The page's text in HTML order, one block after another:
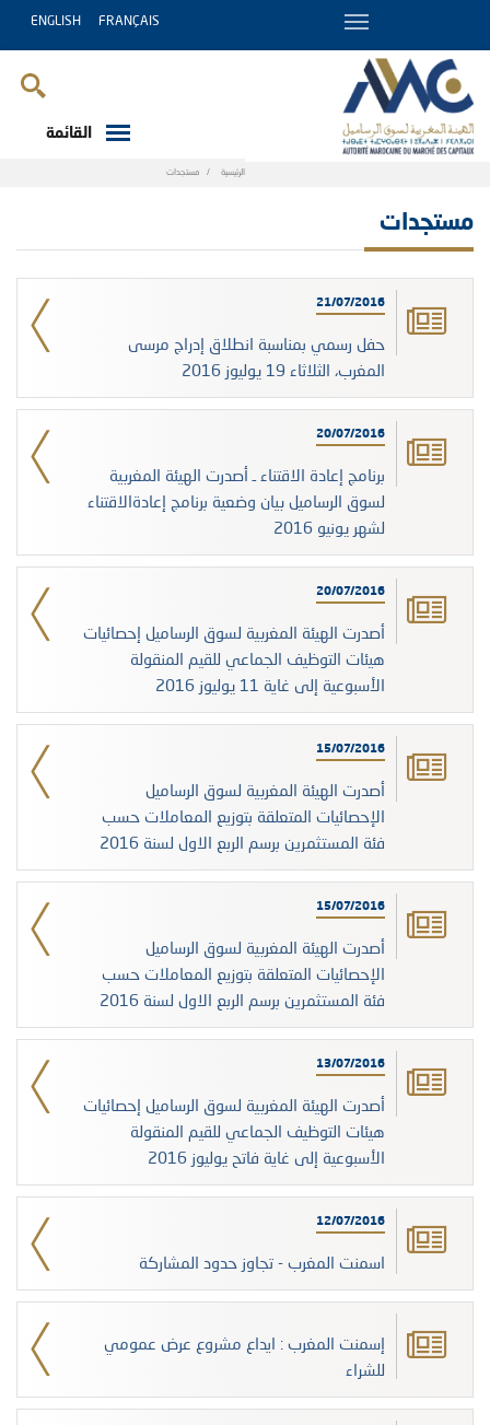
FRANÇAIS
ENGLISH
القائمة
الرئيسية مستجدات
مستجدات
21/07/2016
حفل رسمي بمناسبة انطلاق إدراج مرسى
المغرب، الثلاثاء 19 يوليوز 2016
20/07/2016
برنامج إعادة الاقتناء ـ أصدرت الهيئة المغربية
لسوق الرساميل بيان وضعية برنامج إعادةالاقتناء
لشهر يونيو 2016
20/07/2016
أصدرت الهيئة المغربية لسوق الرساميل إحصائيات
هيئات التوظيف الجماعي للقيم المنقولة
الأسبوعية إلى غاية 11 يوليوز 2016
15/07/2016
أصدرت الهيئة المغربية لسوق الرساميل
الإحصائيات المتعلقة بتوزيع المعاملات حسب
فئة المستثمرين برسم الربع الاول لسنة 2016
15/07/2016
أصدرت الهيئة المغربية لسوق الرساميل
الإحصائيات المتعلقة بتوزيع المعاملات حسب
فئة المستثمرين برسم الربع الاول لسنة 2016
13/07/2016
أصدرت الهيئة المغربية لسوق الرساميل إحصائيات
هيئات التوظيف الجماعي للقيم المنقولة
الأسبوعية إلى غاية فاتح يوليوز 2016
12/07/2016
اسمنت المغرب - تجاوز حدود المشاركة
إسمنت المغرب : ايداع مشروع عرض عمومي
للشراء